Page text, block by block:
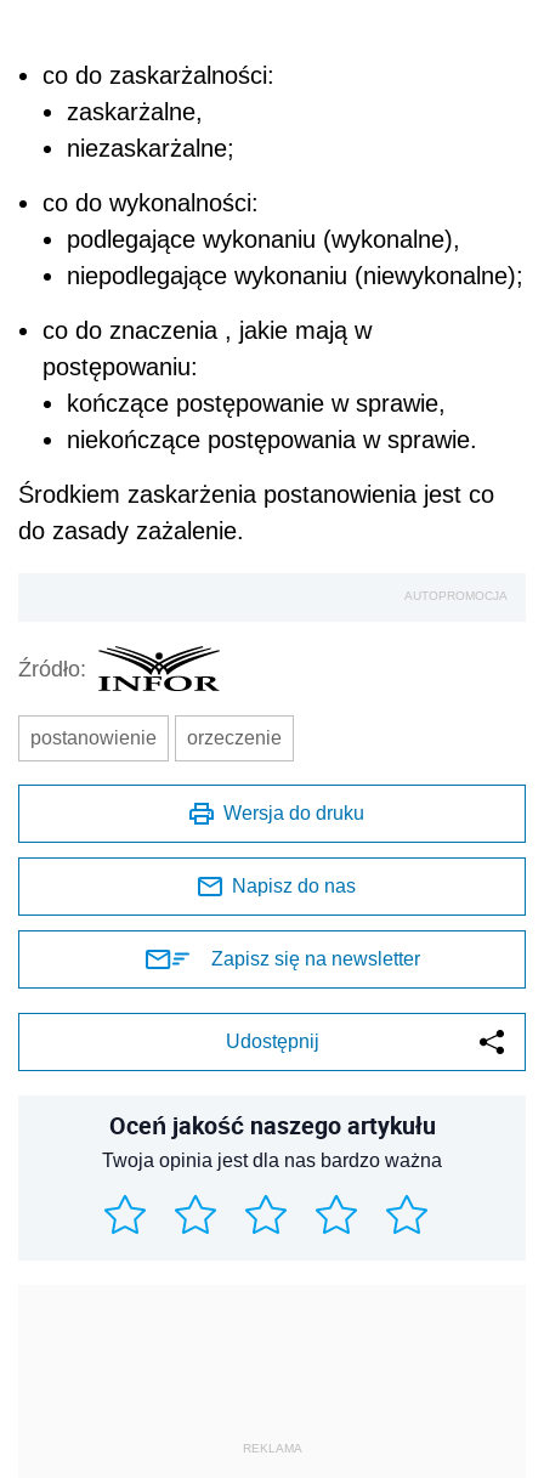
co do zaskarżalności:
zaskarżalne,
niezaskarżalne;
co do wykonalności:
podlegające wykonaniu (wykonalne),
niepodlegające wykonaniu (niewykonalne);
co do znaczenia , jakie mają w
postępowaniu:
kończące postępowanie w sprawie,
niekończące postępowania w sprawie.
Środkiem zaskarżenia postanowienia jest co
do zasady zażalenie.
AUTOPROMOCJA
Źródło:
postanowienie orzeczenie
Wersja do druku
Napisz do nas
Zapisz się na newsletter
Udostępnij
Oceń jakość naszego artykułu
Twoja opinia jest dla nas bardzo ważna
REKLAMA